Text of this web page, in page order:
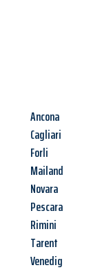
Ancona
Cagliari
Forli
Mailand
Novara
Pescara
Rimini
Tarent
Venedig